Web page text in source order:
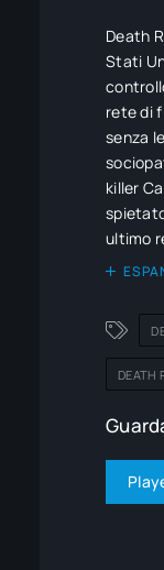
Death
Stati
rete di
senza
killer
ultimo
della
pilota,
DEATH